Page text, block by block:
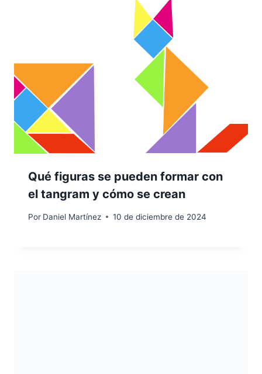
Qué figuras se pueden formar con
el tangram y cómo se crean
Por Daniel Martínez 10 de diciembre de 2024